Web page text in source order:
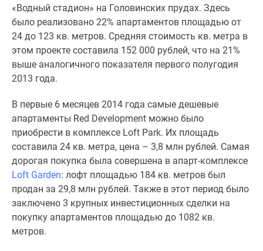
Квартиры
карте
Ипотечный
калькулятор
Семейная
Военная
ипотека
Банки
программы
Медиа
Новости
недвижимости
Мнение
эксперта
«Водный стадион» на Головинских прудах. Здесь
было реализовано 22% апартаментов площадью от
24 до 123 кв. метров. Средняя стоимость кв. метра в
этом проекте составила 152 000 рублей, что на 21%
выше аналогичного показателя первого полугодия
2013 года.
В первые 6 месяцев 2014 года самые дешевые
апартаменты Red Development можно было
приобрести в комплексе Loft Park. Их площадь
составила 24 кв. метра, цена – 3,8 млн рублей. Самая
дорогая покупка была совершена в апарт-комплексе
Loft Garden: лофт площадью 184 кв. метров был
продан за 29,8 млн рублей. Также в этот период было
заключено 3 крупных инвестиционных сделки на
покупку апартаментов площадью до 1082 кв.
метров.